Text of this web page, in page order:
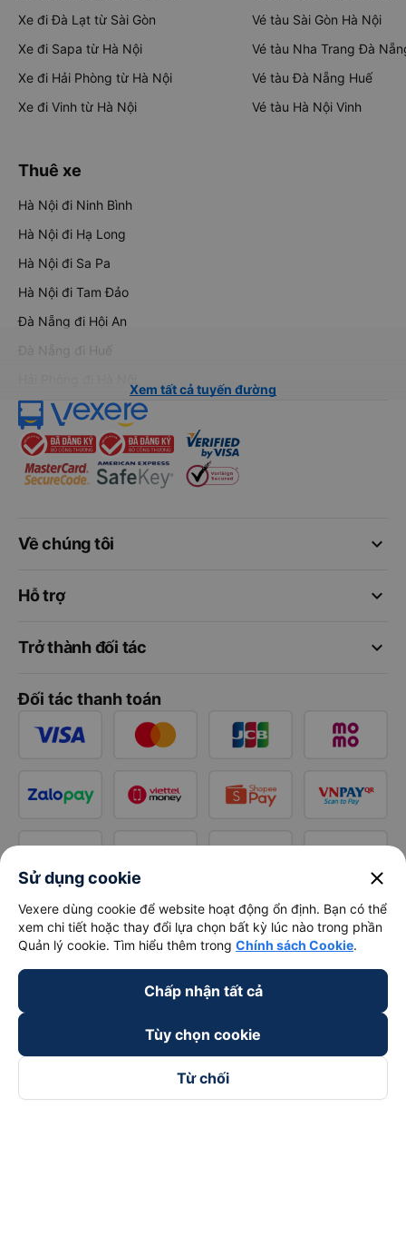
Xe đi Đà Lạt từ Sài Gòn
Xe đi Sapa từ Hà Nội
Xe đi Hải Phòng từ Hà Nội
Xe đi Vinh từ Hà Nội
Vé tàu Sài Gòn Hà Nội
Vé tàu Nha Trang Đà
Vé tàu Đà Nẵng Huế
Vé tàu Hà Nội Vinh
Thuê xe
Hà Nội đi Ninh Bình
Hà Nội đi Hạ Long
Hà Nội đi Sa Pa
Hà Nội đi Tam Đảo
Đà Nẵng đi Hội An
Đà Nẵng đi Huế
Xem tất cả tuyến đường
keyboard_arrow_down
Về chúng tôi
keyboard_arrow_down
Hỗ trợ
keyboard_arrow_down
Trở thành đối tác
Đối tác thanh toán
Sử dụng cookie close
Vexere dùng cookie để website hoạt động ổn định. Bạn có thể
xem chi tiết hoặc thay đổi lựa chọn bất kỳ lúc nào trong phần
Quản lý cookie. Tìm hiểu thêm trong Chính sách Cookie.
Chấp nhận tất cả
Tùy chọn cookie
Từ chối